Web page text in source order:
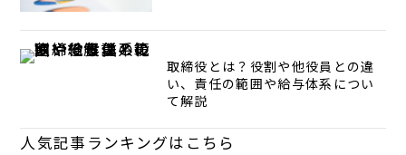
取締役とは？役割や他役員との違
い、責任の範囲や給与体系につい
て解説
人気記事ランキングはこちら